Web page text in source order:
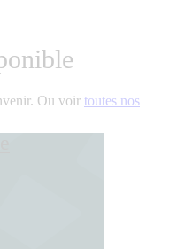
Ou voir toutes nos